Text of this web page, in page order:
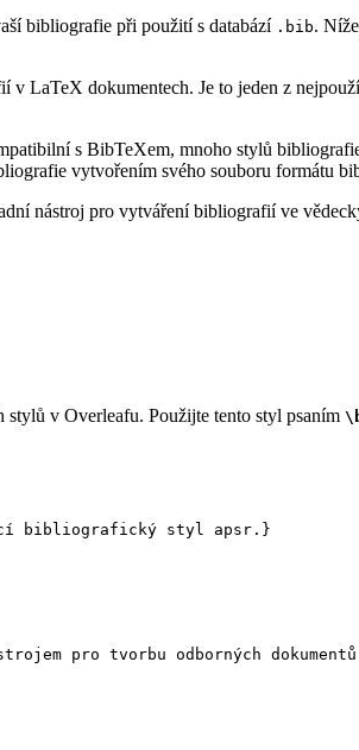
bibliografie při použití s databází .bib.
LaTeX dokumentech. Je to jeden z
s BibTeXem, mnoho stylů
vytvořením svého souboru formátu
nástroj pro vytváření bibliografií ve
stylů v Overleafu. Použijte tento styl psaním
bibliografický styl apsr.}
pro tvorbu odborných dokumentů